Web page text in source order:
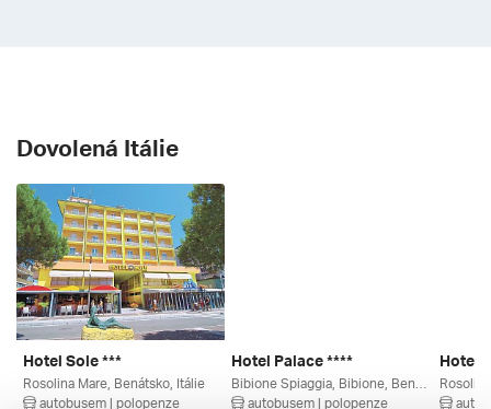
Dovolená Itálie
Hotel Sole ***
Rosolina Mare, Benátsko, Itálie
autobusem | polopenze
Hotel Palace ****
autobusem | polopenze
Hotel